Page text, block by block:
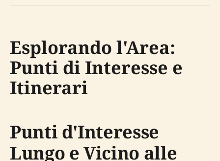
Esplorando l'Area:
Punti di Interesse e
Itinerari
Punti d'Interesse
Lungo e Vicino alle